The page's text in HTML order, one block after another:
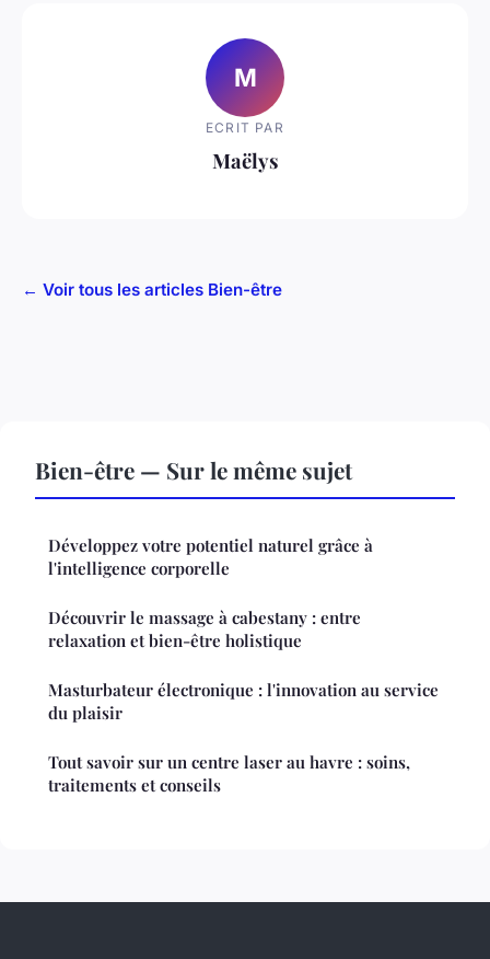
M
ECRIT PAR
Maëlys
← Voir tous les articles Bien-être
Bien-être — Sur le même sujet
Développez votre potentiel naturel grâce à
l'intelligence corporelle
Découvrir le massage à cabestany : entre
relaxation et bien-être holistique
Masturbateur électronique : l'innovation au service
du plaisir
Tout savoir sur un centre laser au havre : soins,
traitements et conseils